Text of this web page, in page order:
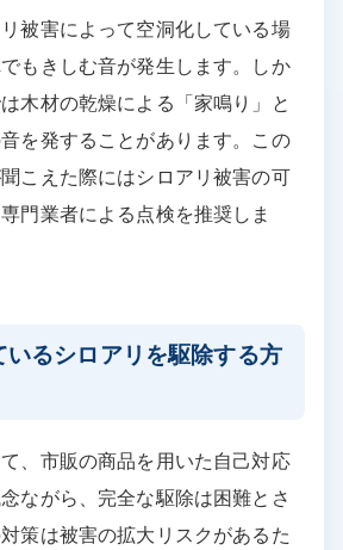
被害によって空洞化している場
もきしむ音が発生します。しか
木材の乾燥による「家鳴り」と
を発することがあります。この
こえた際にはシロアリ被害の可
門業者による点検を推奨しま
いるシロアリを駆除する方
、市販の商品を用いた自己対応
ながら、完全な駆除は困難とさ
策は被害の拡大リスクがあるた